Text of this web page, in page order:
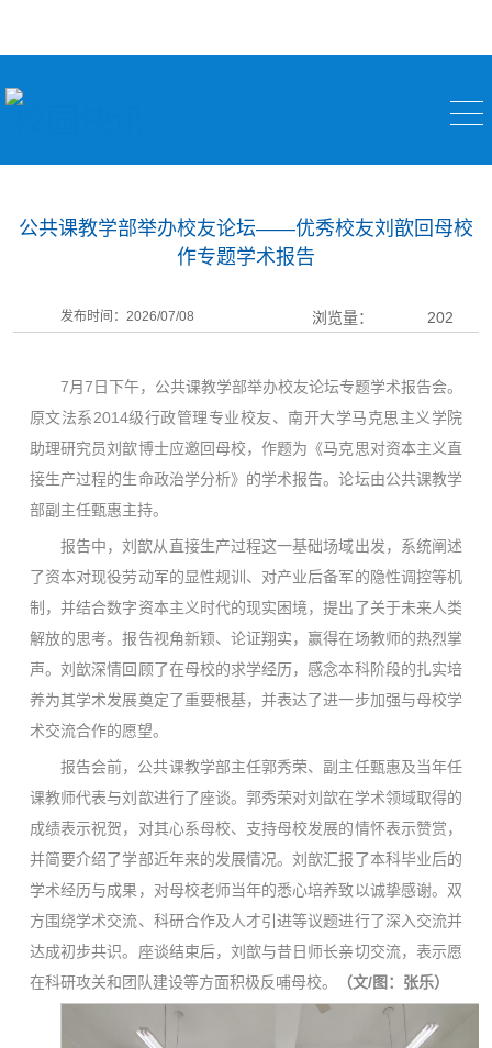
公共课教学部举办校友论坛——优秀校友刘歆回母校
作专题学术报告
发布时间：2026/07/08 浏览量： 202
7月7日下午，公共课教学部举办校友论坛专题学术报告会。
原文法系2014级行政管理专业校友、南开大学马克思主义学院
助理研究员刘歆博士应邀回母校，作题为《马克思对资本主义直
接生产过程的生命政治学分析》的学术报告。论坛由公共课教学
部副主任甄惠主持。
报告中，刘歆从直接生产过程这一基础场域出发，系统阐述
了资本对现役劳动军的显性规训、对产业后备军的隐性调控等机
制，并结合数字资本主义时代的现实困境，提出了关于未来人类
解放的思考。报告视角新颖、论证翔实，赢得在场教师的热烈掌
声。刘歆深情回顾了在母校的求学经历，感念本科阶段的扎实培
养为其学术发展奠定了重要根基，并表达了进一步加强与母校学
术交流合作的愿望。
报告会前，公共课教学部主任郭秀荣、副主任甄惠及当年任
课教师代表与刘歆进行了座谈。郭秀荣对刘歆在学术领域取得的
成绩表示祝贺，对其心系母校、支持母校发展的情怀表示赞赏，
并简要介绍了学部近年来的发展情况。刘歆汇报了本科毕业后的
学术经历与成果，对母校老师当年的悉心培养致以诚挚感谢。双
方围绕学术交流、科研合作及人才引进等议题进行了深入交流并
达成初步共识。座谈结束后，刘歆与昔日师长亲切交流，表示愿
在科研攻关和团队建设等方面积极反哺母校。
（文/图：张乐）